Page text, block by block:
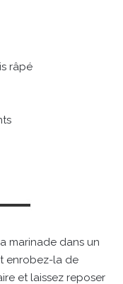
râpé
marinade dans un
enrobez-la de
et laissez reposer